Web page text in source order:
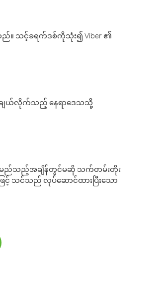
။ သင့်ခရက်ဒစ်ကိုသုံး၍ Viber ၏
းချယ်လိုက်သည့် နေရာဒေသသို့
ပြီး မည်သည့်အချိန်တွင်မဆို သက်တမ်းတိုး
င့် သင်သည် လုပ်ဆောင်ထားပြီးသော